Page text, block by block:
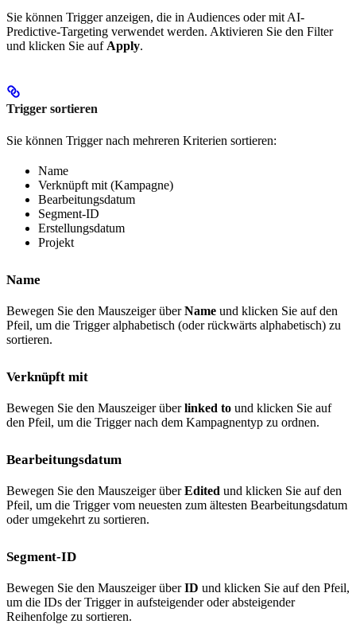
Sie können Trigger anzeigen, die in Audiences oder mit AI-
Predictive-Targeting verwendet werden. Aktivieren Sie den Filter
und klicken Sie auf Apply.
Trigger sortieren
Sie können Trigger nach mehreren Kriterien sortieren:
Name
Verknüpft mit (Kampagne)
Bearbeitungsdatum
Segment-ID
Erstellungsdatum
Projekt
Name
Bewegen Sie den Mauszeiger überName und klicken Sie auf den
Pfeil, um die Trigger alphabetisch (oder rückwärts alphabetisch) zu
sortieren.
Verknüpft mit
Bewegen Sie den Mauszeiger überlinked to und klicken Sie auf
den Pfeil, um die Trigger nach dem Kampagnentyp zu ordnen.
Bearbeitungsdatum
Bewegen Sie den Mauszeiger überEdited und klicken Sie auf den
Pfeil, um die Trigger vom neuesten zum ältesten Bearbeitungsdatum
oder umgekehrt zu sortieren.
Segment-ID
Bewegen Sie den Mauszeiger überID und klicken Sie auf den Pfeil,
um die IDs der Trigger in aufsteigender oder absteigender
Reihenfolge zu sortieren.